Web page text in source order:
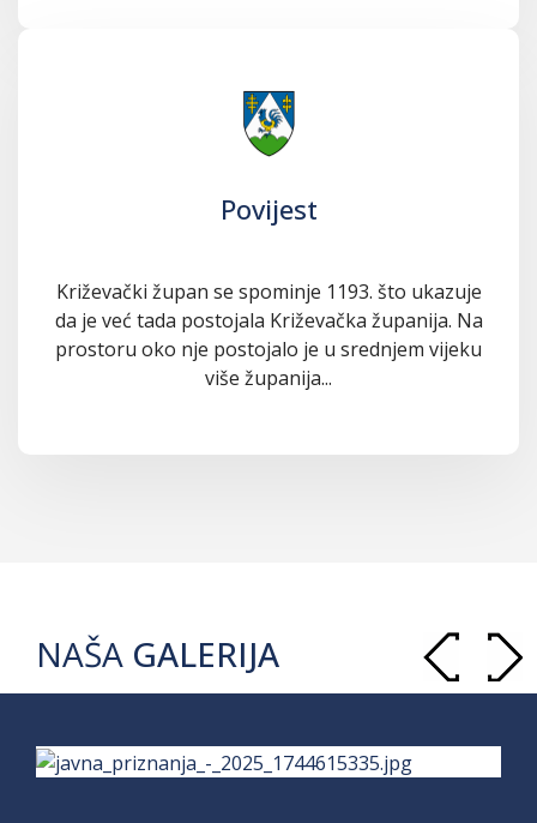
Povijest
Križevački župan se spominje 1193. što ukazuje
da je već tada postojala Križevačka županija. Na
prostoru oko nje postojalo je u srednjem vijeku
više županija...
NAŠA GALERIJA